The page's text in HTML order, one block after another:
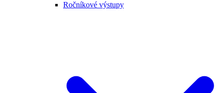
Ročníkové výstupy